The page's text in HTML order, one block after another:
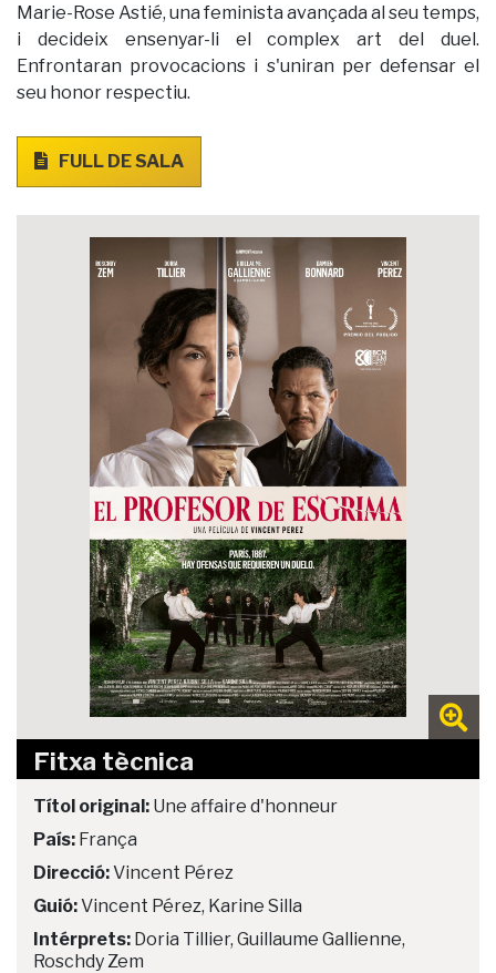
Marie-Rose Astié, una feminista avançada al seu temps,
i decideix ensenyar-li el complex art del duel.
Enfrontaran provocacions i s'uniran per defensar el
seu honor respectiu.
FULL DE SALA
Fitxa tècnica
Títol original: Une affaire d'honneur
País: França
Direcció:Vincent Pérez
Guió:Vincent Pérez, Karine Silla
Intérprets: Doria Tillier, Guillaume Gallienne,
Roschdy Zem